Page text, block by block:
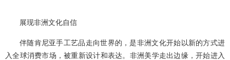
展现非洲文化自信
伴随肯尼亚手工艺品走向世界的，是非洲文化开始以新的方式进
入全球消费市场，被重新设计和表达。非洲美学走出边缘，开始进入